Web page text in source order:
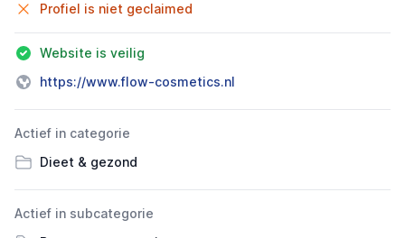
Profiel is niet geclaimed
Website is veilig
https://www.flow-cosmetics.nl
Actief in categorie
Dieet & gezond
Actief in subcategorie